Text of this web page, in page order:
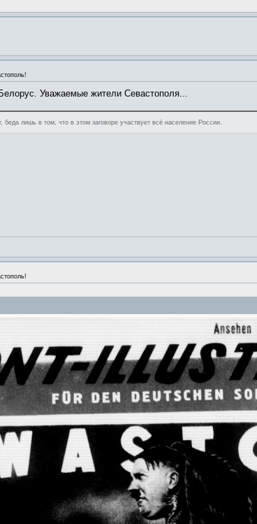
Уважаемые жители Севастополя...
беда лишь в том, что в этом заговоре участвует всё население России.